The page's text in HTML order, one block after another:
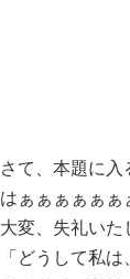
さて、本題に入
はぁぁぁぁぁぁ
大変、失礼いた
「どうして私